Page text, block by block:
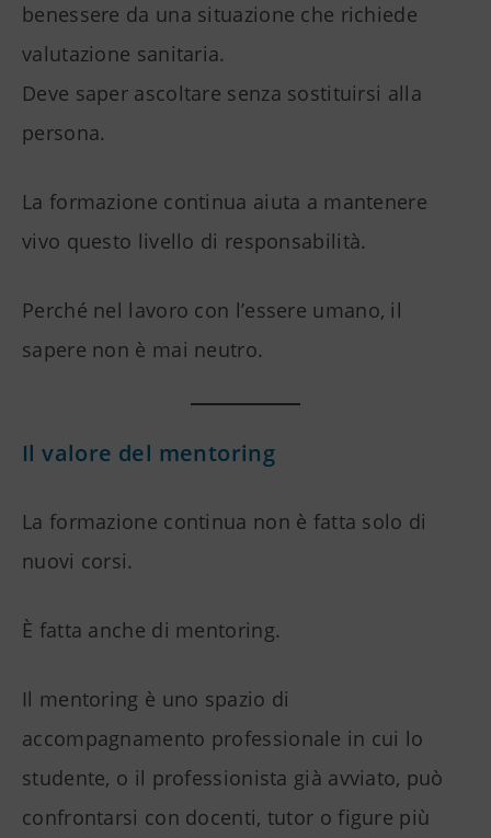
benessere da una situazione che richiede
valutazione sanitaria.
Deve saper ascoltare senza sostituirsi alla
persona.
La formazione continua aiuta a mantenere
vivo questo livello di responsabilità.
Perché nel lavoro con l’essere umano, il
sapere non è mai neutro.
Il valore del mentoring
La formazione continua non è fatta solo di
nuovi corsi.
È fatta anche di mentoring.
Il mentoring è uno spazio di
accompagnamento professionale in cui lo
studente, o il professionista già avviato, può
confrontarsi con docenti, tutor o figure più